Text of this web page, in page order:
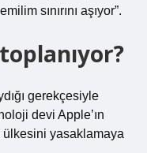
sınırını aşıyor”.
gerekçesiyle
devi Apple’ın
yasaklamaya